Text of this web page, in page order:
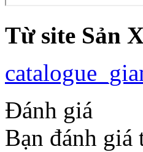
Từ site Sản
Đánh giá
Bạn đánh giá